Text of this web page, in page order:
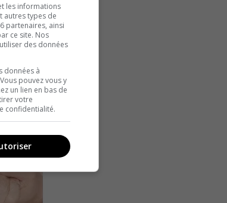
les informations
autres types de
partenaires, ainsi
ce site. Nos
des données
données à
pouvez vous y
un lien en bas de
votre
confidentialité.